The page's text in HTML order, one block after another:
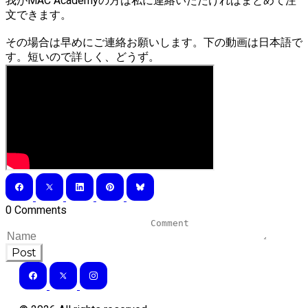
文できます。
その場合は早めにご連絡お願いします。下の動画は日本語で
す。短いので詳しく、どうず。
0 Comments
Post